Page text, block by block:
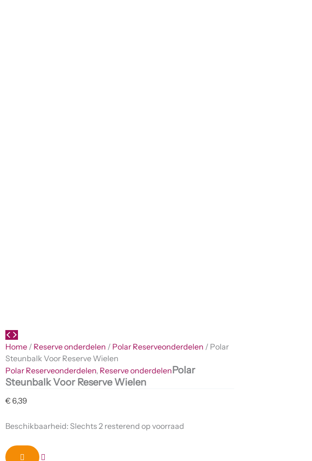
Home/ Reserve onderdelen / Polar Reserveonderdelen / Polar
Steunbalk Voor Reserve Wielen
Polar Reserveonderdelen, Reserve onderdelenPolar
Steunbalk Voor Reserve Wielen
€6,39
Beschikbaarheid: Slechts 2 resterend op voorraad